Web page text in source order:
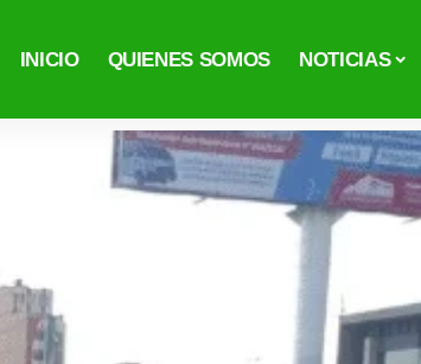
INICIO QUIENES SOMOS NOTICIAS